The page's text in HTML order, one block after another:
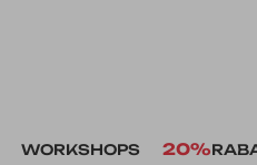
WORKSHOPS 20%